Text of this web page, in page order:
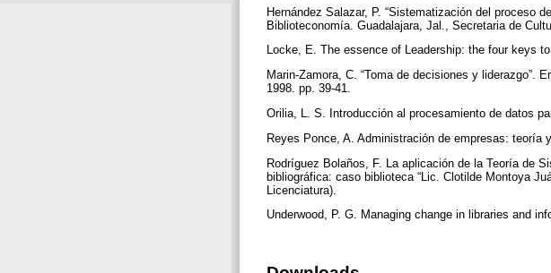
Hernández Salazar, P. “Sistematización del proceso
Biblioteconomía. Guadalajara, Jal., Secretaria de
Locke, E. The essence of Leadership: the four keys
Marin-Zamora, C. “Toma de decisiones y liderazgo”.
1998. pp. 39-41.
Orilia, L. S. Introducción al procesamiento de datos
Reyes Ponce, A. Administración de empresas: teoría
Rodríguez Bolaños, F. La aplicación de la Teoría de
bibliográfica: caso biblioteca “Lic. Clotilde Montoya
Licenciatura).
Underwood, P. G. Managing change in libraries and